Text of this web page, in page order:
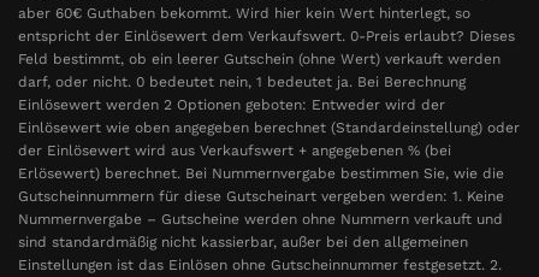
aber 60€ Guthaben bekommt. Wird hier kein Wert hinterlegt, so
entspricht der Einlösewert dem Verkaufswert. 0-Preis erlaubt? Dieses
Feld bestimmt, ob ein leerer Gutschein (ohne Wert) verkauft werden
darf, oder nicht. 0 bedeutet nein, 1 bedeutet ja. Bei Berechnung
Einlösewert werden 2 Optionen geboten: Entweder wird der
Einlösewert wie oben angegeben berechnet (Standardeinstellung) oder
der Einlösewert wird aus Verkaufswert + angegebenen % (bei
Erlösewert) berechnet. Bei Nummernvergabe bestimmen Sie, wie die
Gutscheinnummern für diese Gutscheinart vergeben werden: 1. Keine
Nummernvergabe – Gutscheine werden ohne Nummern verkauft und
sind standardmäßig nicht kassierbar, außer bei den allgemeinen
Einstellungen ist das Einlösen ohne Gutscheinnummer festgesetzt. 2.